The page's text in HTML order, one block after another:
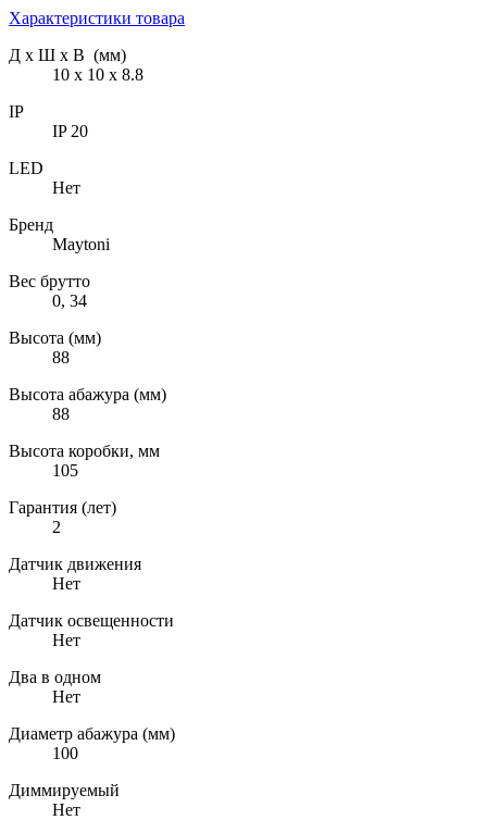
Характеристики товара
Д х Ш х В (мм)
10 х 10 х 8.8
IP
IP 20
LED
Нет
Бренд
Maytoni
Вес брутто
0, 34
Высота (мм)
88
Высота абажура (мм)
88
Высота коробки, мм
105
Гарантия (лет)
2
Датчик движения
Нет
Датчик освещенности
Нет
Два в одном
Нет
Диаметр абажура (мм)
100
Диммируемый
Нет